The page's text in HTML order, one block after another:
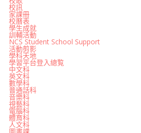
校訊
家課冊
校曆表
學生成就
訓輔活動
NCS Student School Support
活動剪影
學科天地
學習平台登入總覧
中文科
英文科
數學科
普通話科
音樂科
視藝科
電腦科
體育科
人文科